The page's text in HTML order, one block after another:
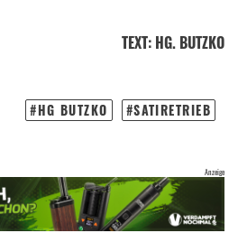
TEXT: HG. BUTZKO
HG BUTZKO SATIRETRIEB